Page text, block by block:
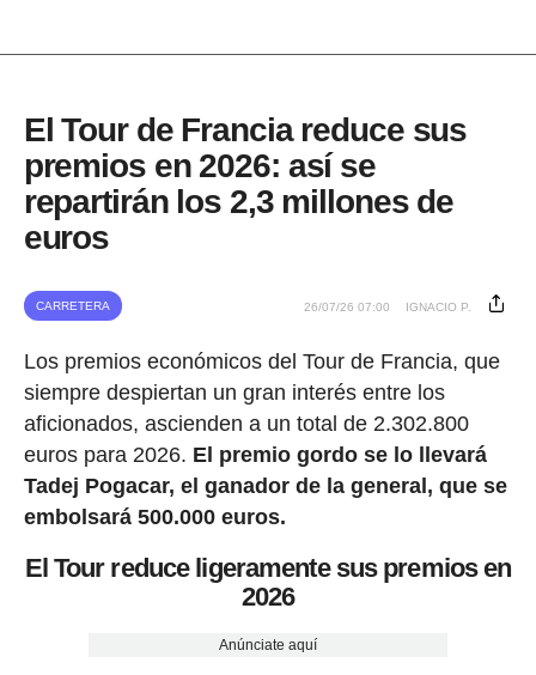
El Tour de Francia reduce sus
premios en 2026: así se
repartirán los 2,3 millones de
euros
CARRETERA 26/07/26 07:00 IGNACIO P.
Los premios económicos del Tour de Francia, que
siempre despiertan un gran interés entre los
aficionados, ascienden a un total de 2.302.800
euros para 2026. El premio gordo se lo llevará
Tadej Pogacar, el ganador de la general, que se
embolsará 500.000 euros.
El Tour reduce ligeramente sus premios en
2026
Anúnciate aquí